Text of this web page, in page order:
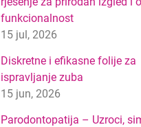
funkcionalnost
15 jul, 2026
Diskretne i efikasne folije za
ispravljanje zuba
15 jun, 2026
Parodontopatija – Uzroci,